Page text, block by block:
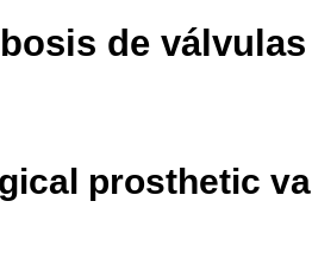
de
prosthetic